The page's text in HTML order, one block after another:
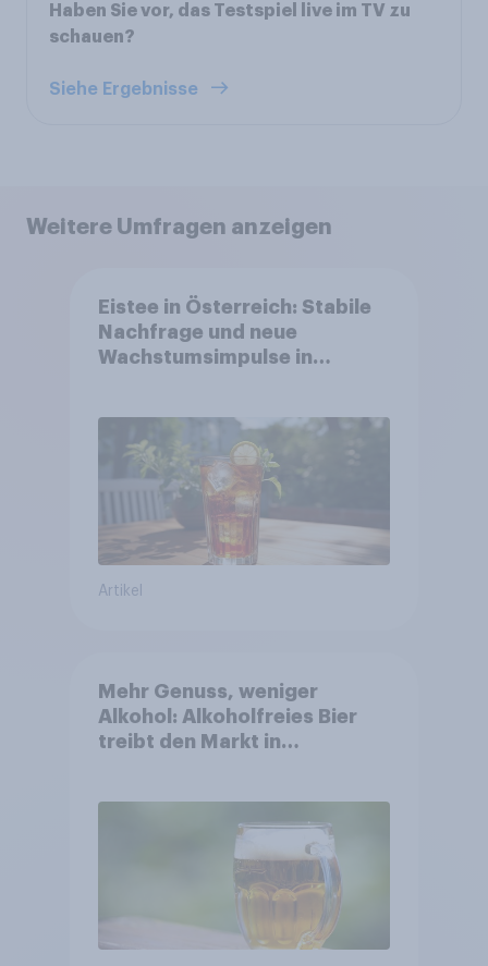
Haben Sie vor, das Testspiel live im TV zu
schauen?
Siehe Ergebnisse
Weitere Umfragen anzeigen
Eistee in Österreich: Stabile
Nachfrage und neue
Wachstumsimpulse in
Artikel
Mehr Genuss, weniger
Alkohol: Alkoholfreies Bier
treibt den Markt in